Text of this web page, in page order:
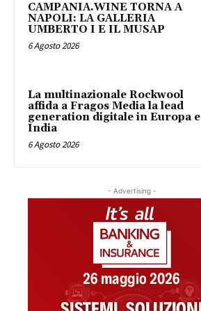
CAMPANIA.WINE TORNA A
NAPOLI: LA GALLERIA
UMBERTO I E IL MUSAP
6 Agosto 2026
La multinazionale Rockwool
affida a Fragos Media la lead
generation digitale in Europa e
India
6 Agosto 2026
- Advertising -